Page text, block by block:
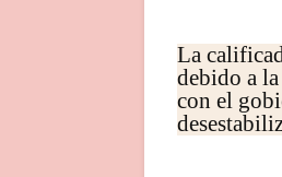
La
debido a
con el